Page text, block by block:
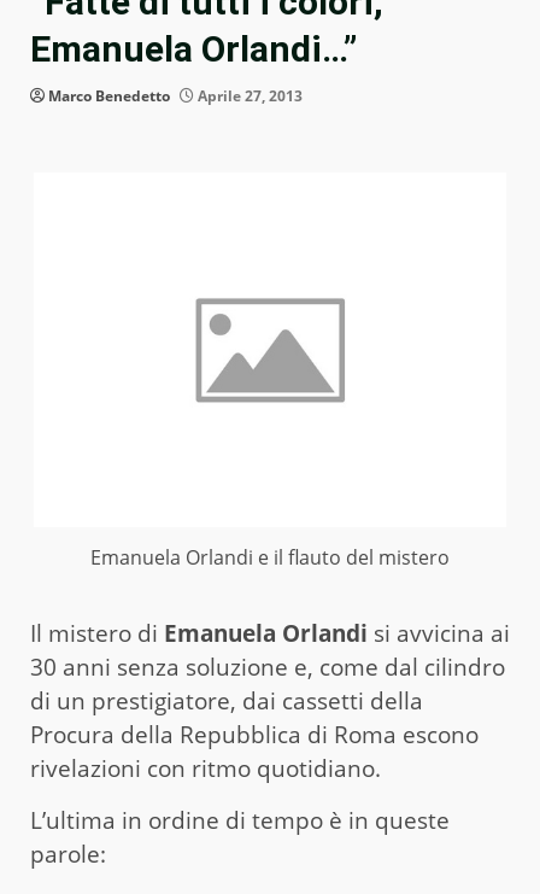
Emanuela Orlandi…”
Marco Benedetto Aprile 27, 2013
Emanuela Orlandi e il flauto del mistero
Il mistero di Emanuela Orlandi si avvicina ai
30 anni senza soluzione e, come dal cilindro
di un prestigiatore, dai cassetti della
Procura della Repubblica di Roma escono
rivelazioni con ritmo quotidiano.
L’ultima in ordine di tempo è in queste
parole: